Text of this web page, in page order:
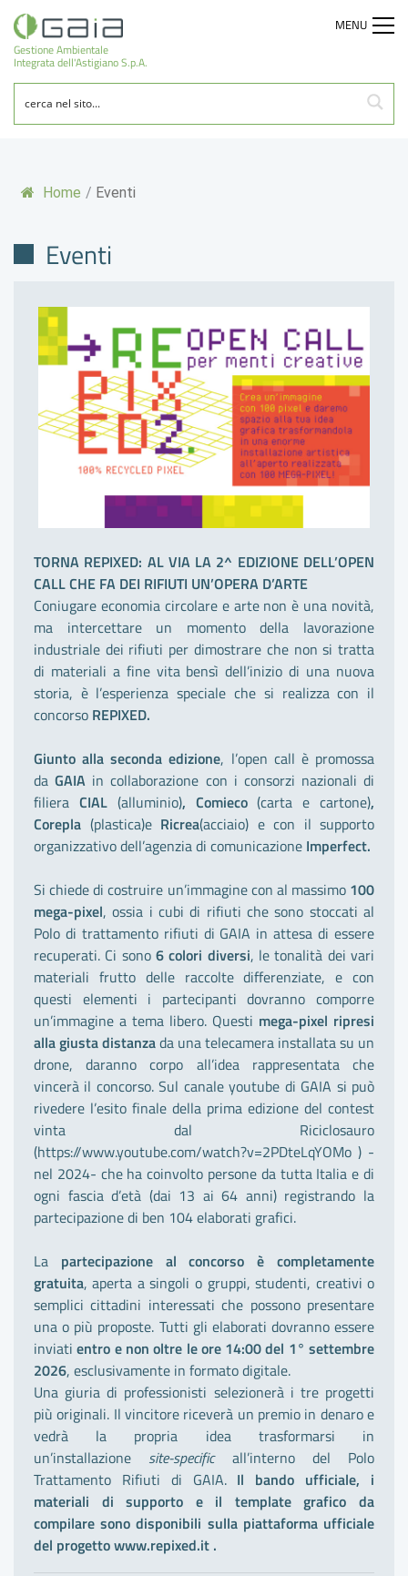
Gestione Ambientale
Integrata dell'Astigiano S.p.A.
MENU
Home / Eventi
Eventi
TORNA REPIXED: AL VIA LA 2^ EDIZIONE DELL’OPEN
CALL CHE FA DEI RIFIUTI UN’OPERA D’ARTE
Coniugare economia circolare e arte non è una novità,
ma intercettare un momento della lavorazione
industriale dei rifiuti per dimostrare che non si tratta
di materiali a fine vita bensì dell’inizio di una nuova
storia, è l’esperienza speciale che si realizza con il
concorso REPIXED.
Giunto alla seconda edizione, l’open call è promossa
daGAIA in collaborazione con i consorzi nazionali di
filiera CIAL (alluminio), Comieco (carta e cartone),
Corepla (plastica)e Ricrea(acciaio) e con il supporto
organizzativo dell’agenzia di comunicazione Imperfect.
Si chiede di costruire un’immagine con al massimo 100
mega-pixel, ossia i cubi di rifiuti che sono stoccati al
Polo di trattamento rifiuti di GAIA in attesa di essere
recuperati. Ci sono 6 colori diversi, le tonalità dei vari
materiali frutto delle raccolte differenziate, e con
questi elementi i partecipanti dovranno comporre
un’immagine a tema libero. Questi mega-pixel ripresi
alla giusta distanzada una telecamera installata su un
drone, daranno corpo all’idea rappresentata che
vincerà il concorso. Sul canale youtube di GAIA si può
rivedere l’esito finale della prima edizione del contest
vinta dal Riciclosauro
(https://www.youtube.com/watch?v=2PDteLqYOMo) -
nel 2024- che ha coinvolto persone da tutta Italia e di
ogni fascia d’età (dai 13 ai 64 anni) registrando la
partecipazione di ben 104 elaborati grafici.
La partecipazione al concorso è completamente
gratuita, aperta a singoli o gruppi, studenti, creativi o
semplici cittadini interessati che possono presentare
una o più proposte. Tutti gli elaborati dovranno essere
inviatientro e non oltre le ore 14:00 del 1° settembre
2026, esclusivamente in formato digitale.
Una giuria di professionisti selezionerà i tre progetti
più originali. Il vincitore riceverà un premio in denaro e
vedrà la propria idea trasformarsi in
un’installazione site-specificall’interno del Polo
Trattamento Rifiuti di GAIA. Il bando ufficiale, i
materiali di supporto e il template grafico da
compilare sono disponibili sulla piattaforma ufficiale
del progettowww.repixed.it.